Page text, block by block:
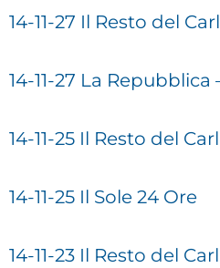
14-11-27 Il Resto del
14-11-27 La Repubblica
14-11-25 Il Resto del
14-11-25 Il Sole 24 Ore
14-11-23 Il Resto del